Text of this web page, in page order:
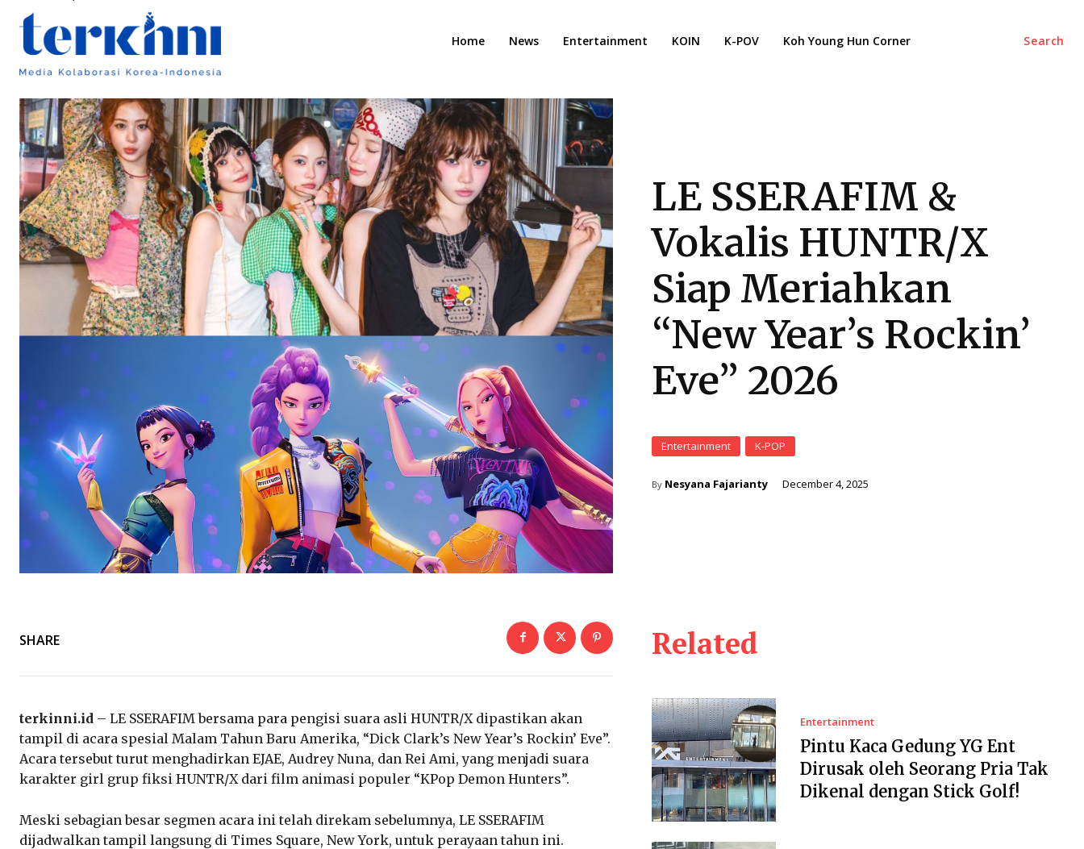
Search
Home News Entertainment KOIN K-POV Koh Young Hun Corner
LE SSERAFIM &
Vokalis HUNTR/X
Siap Meriahkan
“New Year’s Rockin’
Eve” 2026
Entertainment K-POP
By Nesyana Fajarianty December 4, 2025
SHARE
terkinni.id – LE SSERAFIM bersama para pengisi suara asli HUNTR/X dipastikan akan
tampil di acara spesial Malam Tahun Baru Amerika, “Dick Clark’s New Year’s Rockin’ Eve”.
Acara tersebut turut menghadirkan EJAE, Audrey Nuna, dan Rei Ami, yang menjadi suara
karakter girl grup fiksi HUNTR/X dari film animasi populer “KPop Demon Hunters”.
Meski sebagian besar segmen acara ini telah direkam sebelumnya, LE SSERAFIM
dijadwalkan tampil langsung di Times Square, New York, untuk perayaan tahun ini.
Related
Entertainment
Pintu Kaca Gedung YG Ent
Dirusak oleh Seorang Pria Tak
Dikenal dengan Stick Golf!